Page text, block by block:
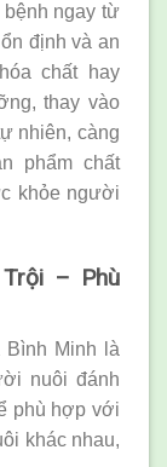
ngay từ
định và an
chất hay
thay vào
nhiên, càng
phẩm chất
khỏe người
– Phù
Bình Minh là
nuôi đánh
phù hợp với
khác nhau,